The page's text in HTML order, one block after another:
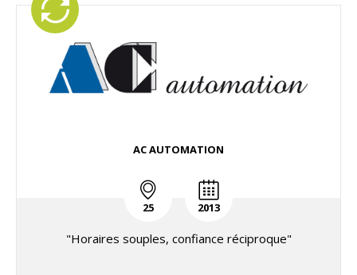
AC AUTOMATION
25 2013
"Horaires souples, confiance réciproque"